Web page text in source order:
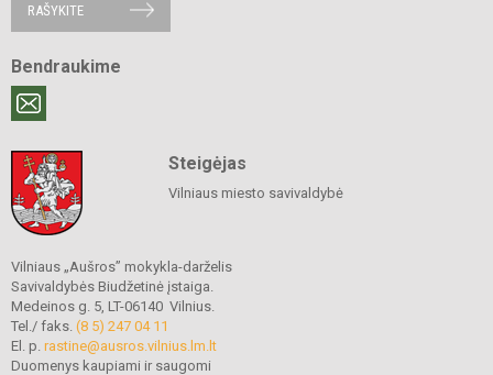
RAŠYKITE
Bendraukime
Steigėjas
Vilniaus miesto savivaldybė
Vilniaus „Aušros” mokykla-darželis
Savivaldybės Biudžetinė įstaiga.
Medeinos g. 5, LT-06140 Vilnius.
Tel./ faks. (8 5) 247 04 11
El. p. rastine@ausros.vilnius.lm.lt
Duomenys kaupiami ir saugomi